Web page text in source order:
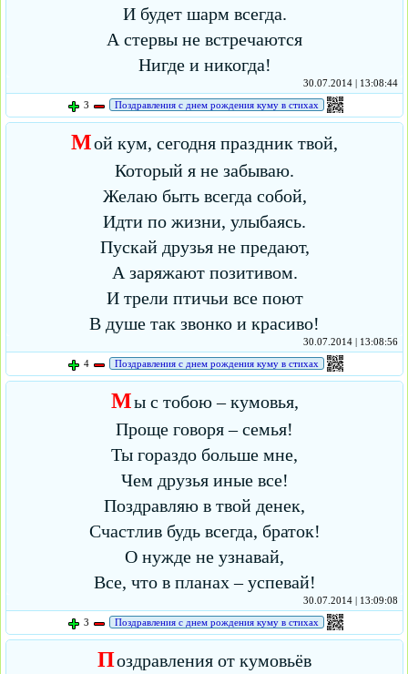
И будет шарм всегда.
А стервы не встречаются
Нигде и никогда!
30.07.2014 | 13:08:44
3
Поздравления с днем рождения куму в стихах
Мой кум, сегодня праздник твой,
Который я не забываю.
Желаю быть всегда собой,
Идти по жизни, улыбаясь.
Пускай друзья не предают,
А заряжают позитивом.
И трели птичьи все поют
В душе так звонко и красиво!
30.07.2014 | 13:08:56
4
Поздравления с днем рождения куму в стихах
Мы с тобою – кумовья,
Проще говоря – семья!
Ты гораздо больше мне,
Чем друзья иные все!
Поздравляю в твой денек,
Счастлив будь всегда, браток!
О нужде не узнавай,
Все, что в планах – успевай!
30.07.2014 | 13:09:08
3
Поздравления с днем рождения куму в стихах
Поздравления от кумовьёв